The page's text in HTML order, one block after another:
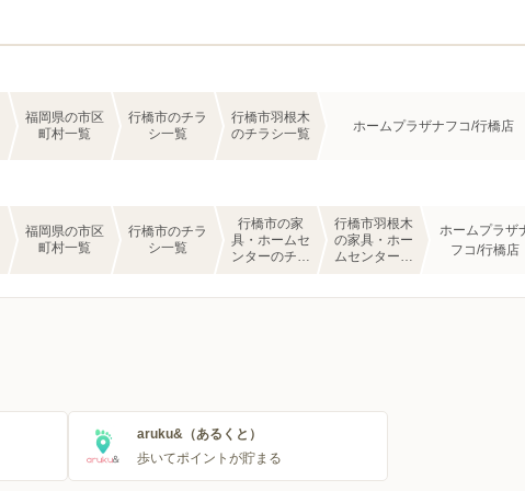
福岡県の市区
町村一覧
行橋市のチラ
シ一覧
行橋市羽根木
のチラシ一覧
ホームプラザナフコ/行橋店
福岡県の市区
町村一覧
行橋市のチラ
シ一覧
行橋市の家
具・ホームセ
ンターのチラ
行橋市羽根木
の家具・ホー
ムセンターの
ホームプラザ
フコ/行橋店
aruku&（あるくと）
歩いてポイントが貯まる